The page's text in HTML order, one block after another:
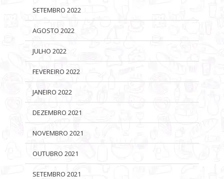
SETEMBRO 2022
AGOSTO 2022
JULHO 2022
FEVEREIRO 2022
JANEIRO 2022
DEZEMBRO 2021
NOVEMBRO 2021
OUTUBRO 2021
SETEMBRO 2021